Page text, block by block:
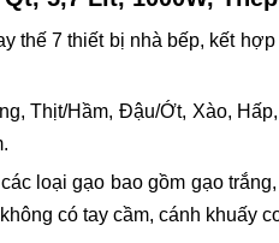
thế 7 thiết bị nhà bếp, kết
Thịt/Hầm, Đậu/Ớt, Xào,
loại gạo bao gồm gạo
có tay cầm, cánh